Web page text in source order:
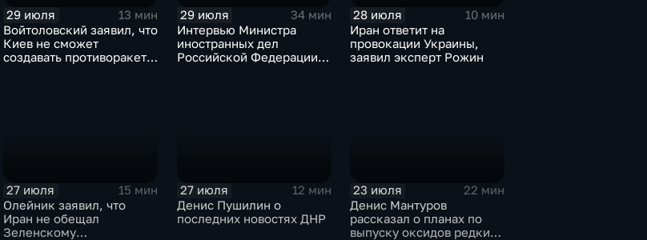
29 июля
13 мин
Войтоловский заявил, что
Киев не сможет
создавать противоракеты
29 июля
34 мин
Интервью Министра
иностранных дел
Российской Федерации,
28 июля
10 мин
Иран ответит на
провокации Украины,
заявил эксперт Рожин
27 июля
15 мин
Олейник заявил, что
Иран не обещал
Зеленскому
27 июля
12 мин
Денис Пушилин о
последних новостях ДНР
23 июля
22 мин
Денис Мантуров
рассказал о планах по
выпуску оксидов редких